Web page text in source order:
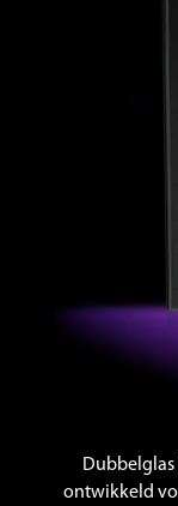
Dubbelglas
ontwikkeld